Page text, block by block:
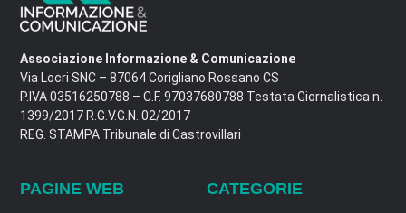
Associazione Informazione & Comunicazione
Via Locri SNC – 87064 Corigliano Rossano CS
P.IVA 03516250788 – C.F. 97037680788 Testata Giornalistica n.
1399/2017 R.G.V.G.N. 02/2017
REG. STAMPA Tribunale di Castrovillari
PAGINE WEB CATEGORIE